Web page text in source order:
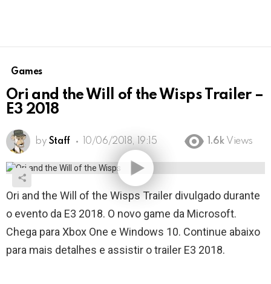
Games
Ori and the Will of the Wisps Trailer –
E3 2018
by Staff 10/06/2018, 19:15 1.6k Views
Ori and the Will of the Wisps Trailer divulgado durante
o evento da E3 2018. O novo game da Microsoft.
Chega para Xbox One e Windows 10. Continue abaixo
para mais detalhes e assistir o trailer E3 2018.